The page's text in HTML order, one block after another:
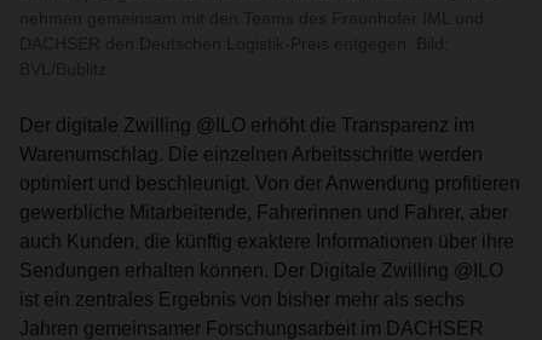
Der digitale Zwilling @ILO erhöht die Transparenz im
Warenumschlag. Die einzelnen Arbeitsschritte werden
optimiert und beschleunigt. Von der Anwendung profitieren
gewerbliche Mitarbeitende, Fahrerinnen und Fahrer, aber
auch Kunden, die künftig exaktere Informationen über ihre
Sendungen erhalten können. Der Digitale Zwilling @ILO
ist ein zentrales Ergebnis von bisher mehr als sechs
Jahren gemeinsamer Forschungsarbeit im DACHSER